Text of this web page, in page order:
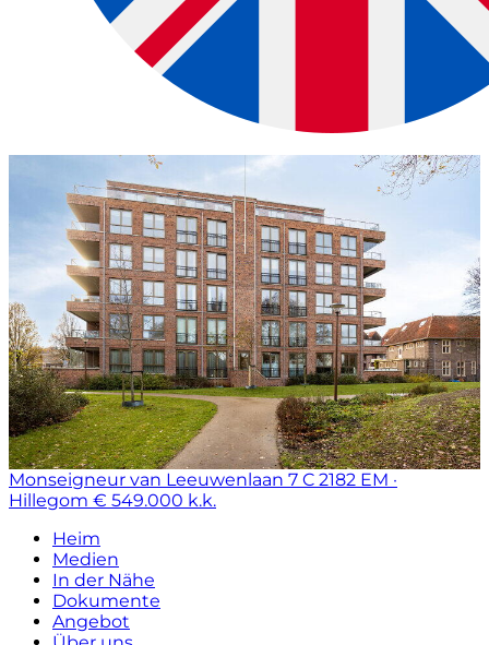
Monseigneur van Leeuwenlaan 7 C 2182 EM ·
Hillegom € 549.000 k.k.
Heim
Medien
In der Nähe
Dokumente
Angebot